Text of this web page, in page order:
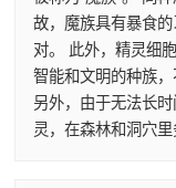
故，魔族具有暴食
对。 此外，精灵细
智能和文明的种族
另外，由于无法长
灵，在森林和洞穴里